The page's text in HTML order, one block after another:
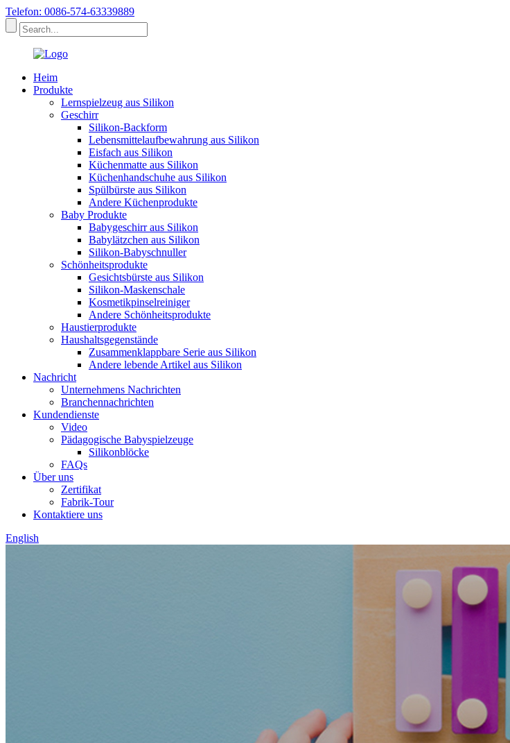
Telefon: 0086-574-63339889
Heim
Produkte
Lernspielzeug aus Silikon
Geschirr
Silikon-Backform
Lebensmittelaufbewahrung aus Silikon
Eisfach aus Silikon
Küchenmatte aus Silikon
Küchenhandschuhe aus Silikon
Spülbürste aus Silikon
Andere Küchenprodukte
Baby Produkte
Babygeschirr aus Silikon
Babylätzchen aus Silikon
Silikon-Babyschnuller
Schönheitsprodukte
Gesichtsbürste aus Silikon
Silikon-Maskenschale
Kosmetikpinselreiniger
Andere Schönheitsprodukte
Haustierprodukte
Haushaltsgegenstände
Zusammenklappbare Serie aus Silikon
Andere lebende Artikel aus Silikon
Nachricht
Unternehmens Nachrichten
Branchennachrichten
Kundendienste
Video
Pädagogische Babyspielzeuge
Silikonblöcke
FAQs
Über uns
Zertifikat
Fabrik-Tour
Kontaktiere uns
English